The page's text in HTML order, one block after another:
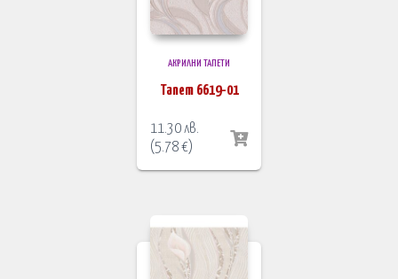
АКРИЛНИ ТАПЕТИ
Тапет 6619-01
11.30лв.
(5.78€)